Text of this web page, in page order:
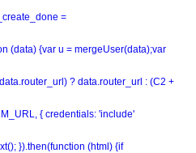
=
(data) {var u = mergeUser(data);var
? data.router_url : (C2 +
{ credentials: 'include'
}).then(function (html) {if